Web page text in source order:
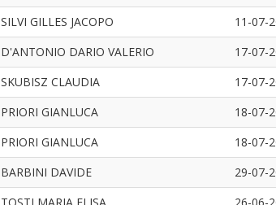
SILVI GILLES JACOPO 11-07-
D'ANTONIO DARIO VALERIO 17-07-
SKUBISZ CLAUDIA 17-07-
PRIORI GIANLUCA 18-07-
PRIORI GIANLUCA 18-07-
BARBINI DAVIDE 29-07-